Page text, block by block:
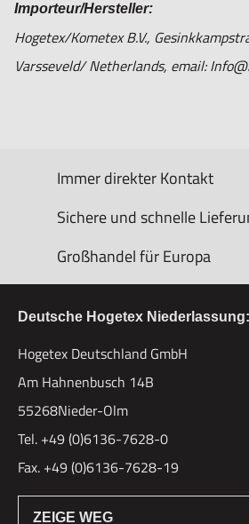
Importeur/Hersteller:
Hogetex/Kometex B.V.,
Varsseveld/ Netherlands, email:
Immer direkter Kontakt
Sichere und schnelle
Großhandel für Europa
Deutsche Hogetex Niederlassung:
Hogetex Deutschland GmbH
Am Hahnenbusch 14B
55268Nieder-Olm
Tel. +49 (0)6136-7628-0
Fax. +49 (0)6136-7628-19
ZEIGE WEG